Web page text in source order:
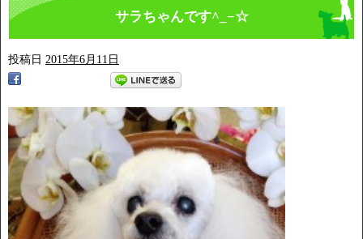
サラちゃんです^_−☆
投稿日 2015年6月11日